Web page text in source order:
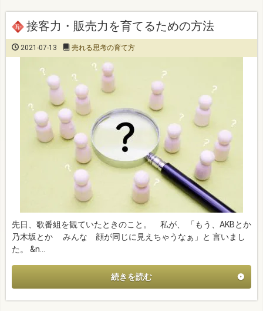
接客力・販売力を育てるための方法
2021-07-13 売れる思考の育て方
先日、歌番組を観ていたときのこと。 私が、 「もう、AKBとか
乃木坂とか みんな 顔が同じに見えちゃうなぁ」と 言いまし
た。 &n…
続きを読む